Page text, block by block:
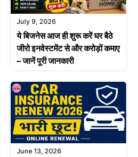
July 9, 2026
ये बिजनेस आज ही शुरू करें घर बैठे
जीरो इनवेस्टमेंट से और करोड़ों कमाए
– जानें पूरी जानकारी
June 13, 2026